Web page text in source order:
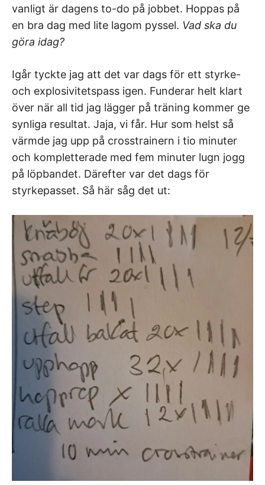
vanligt är dagens to-do på jobbet. Hoppas på
en bra dag med lite lagom pyssel. Vad ska du
göra idag?
Igår tyckte jag att det var dags för ett styrke-
och explosivitetspass igen. Funderar helt klart
över när all tid jag lägger på träning kommer ge
synliga resultat. Jaja, vi får. Hur som helst så
värmde jag upp på crosstrainern i tio minuter
och kompletterade med fem minuter lugn jogg
på löpbandet. Därefter var det dags för
styrkepasset. Så här såg det ut: